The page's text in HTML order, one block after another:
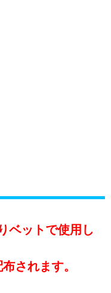
ベットで使用し
されます。